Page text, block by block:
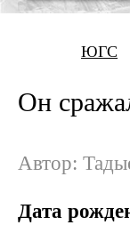
ЮГС
Он
Автор:
Дата